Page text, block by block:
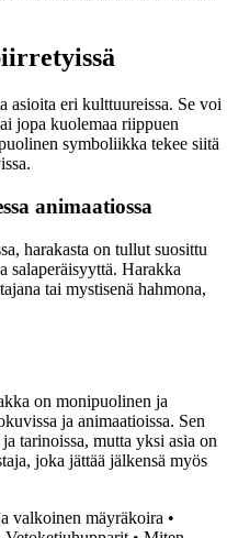
asioita eri kulttuureissa. Se voi
jopa kuolemaa riippuen
symboliikka tekee siitä
animaatiossa
harakasta on tullut suosittu
salaperäisyyttä. Harakka
tai mystisenä hahmona,
on monipuolinen ja
ja animaatioissa. Sen
tarinoissa, mutta yksi asia on
joka jättää jälkensä myös
valkoinen mäyräkoira •